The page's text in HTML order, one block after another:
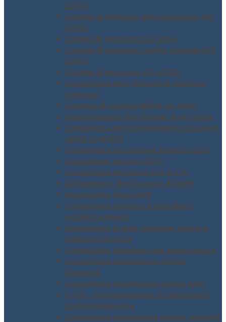
27001
Sistemi di gestione anticorruzione ISO
37001
Sistemi di gestione ISO 3834
Sistemi di gestione rischio stradale ISO
39001
Sistemi di gestione ISO 45001
Consulenza per i Sistemi di gestione
integrati
Sistema di responsabilità SA 8000
Mantenimento dei Sistemi di gestione
Consulenza per il regolamento Europeo
GDPR 2016/679
Consulenza assunzione incarico ODV
Assunzione incarico DPO
Consulenza per piano H.A.C.C.P.
Affidamento dell’incarico di RSPP
Valutazione rischi DVR
Consulenza accesso a contributi
pubblici e privati
Formazione in aula, azienda, online e
videoconferenza
Formazione incaricati uso attrezzature
Consulenza valutazione rischio
biologico
Consulenza valutazione rischio ROA
ATEX – Consulenza per la valutazione
rischio esplosione
Consulenza valutazione rischio scariche